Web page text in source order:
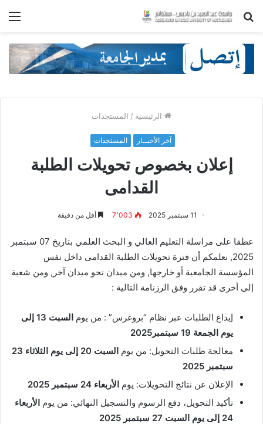
بحث
الرئيسية / المستجدات
آخر الأخبــار المستجدات
إعلان بخصوص تحويلات الطلبة
القدامى
11 سبتمبر 2025 7٬003 أقل من دقيقة
عطفا على مراسلة التعليم العالي و البحث العلمي بتاريخ 07 سبتمبر
2025, نعلمكم أن فترة تحويلات الطلبة القدامى داخل نفس
المؤسسة الجامعية أو خارجها, ومن ميدان نحو ميدان آخر, ومن شعبة
إلى أخرى قد تقرر وفق الرزنامة التالية :
إيداع الطلبات عبر نظام “بروغرس” : من يوم
السبت 13 إلى
يوم الجمعة 19 سبتمبر2025
معالجة طلبات التحويل: من يوم
السبت 20 إلى يوم الثلاثاء 23
سبتمبر 2025
الإعلان عن نتائج التحويلات: يوم الأربعاء 24 سبتمبر 2025
تأكيد التحويل، دفع الرسوم والتسجيل النهائي: من يوم الأربعاء
24 إلى يوم السبت 27 سبتمبر 2025